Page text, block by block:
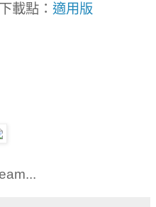
載點： 適用版